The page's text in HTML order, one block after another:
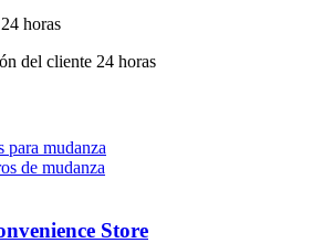
horas
del cliente 24 horas
para mudanza
de mudanza
Store